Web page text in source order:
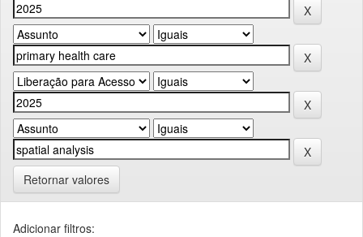
Retornar valores
Adicionar filtros: